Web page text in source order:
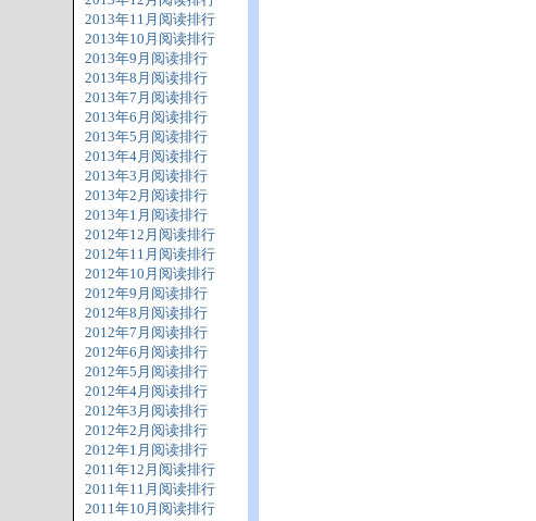
2013年11月阅读排行
2013年10月阅读排行
2013年9月阅读排行
2013年8月阅读排行
2013年7月阅读排行
2013年6月阅读排行
2013年5月阅读排行
2013年4月阅读排行
2013年3月阅读排行
2013年2月阅读排行
2013年1月阅读排行
2012年12月阅读排行
2012年11月阅读排行
2012年10月阅读排行
2012年9月阅读排行
2012年8月阅读排行
2012年7月阅读排行
2012年6月阅读排行
2012年5月阅读排行
2012年4月阅读排行
2012年3月阅读排行
2012年2月阅读排行
2012年1月阅读排行
2011年12月阅读排行
2011年11月阅读排行
2011年10月阅读排行